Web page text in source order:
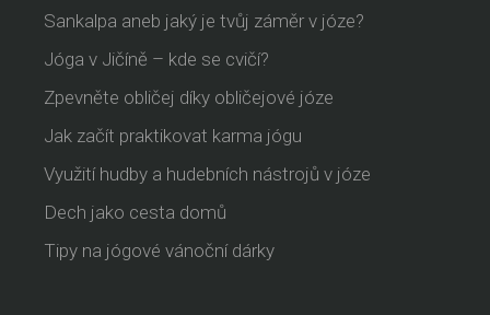
Sankalpa aneb jaký je tvůj záměr v józe?
Jóga v Jičíně – kde se cvičí?
Zpevněte obličej díky obličejové józe
Jak začít praktikovat karma jógu
Využití hudby a hudebních nástrojů v józe
Dech jako cesta domů
Tipy na jógové vánoční dárky